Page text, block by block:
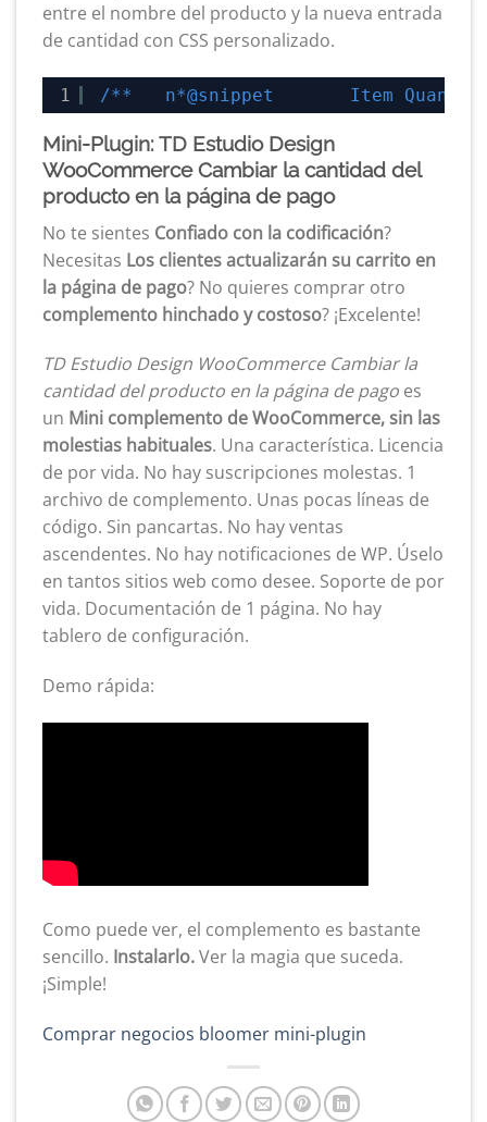
entre el nombre del producto y la nueva entrada
de cantidad con CSS personalizado.
1 /**   n*@snippet       Item
Mini-Plugin: TD Estudio Design
WooCommerce Cambiar la cantidad del
producto en la página de pago
No te sientes Confiado con la codificación?
Necesitas Los clientes actualizarán su carrito en
la página de pago? No quieres comprar otro
complemento hinchado y costoso? ¡Excelente!
TD Estudio Design WooCommerce Cambiar la
cantidad del producto en la página de pago es
un Mini complemento de WooCommerce, sin las
molestias habituales. Una característica. Licencia
de por vida. No hay suscripciones molestas. 1
archivo de complemento. Unas pocas líneas de
código. Sin pancartas. No hay ventas
ascendentes. No hay notificaciones de WP. Úselo
en tantos sitios web como desee. Soporte de por
vida. Documentación de 1 página. No hay
tablero de configuración.
Demo rápida:
Como puede ver, el complemento es bastante
sencillo. Instalarlo.Ver la magia que suceda.
¡Simple!
Comprar negocios bloomer mini-plugin